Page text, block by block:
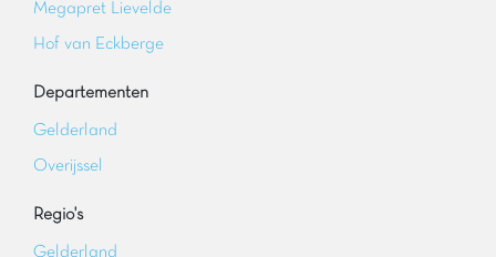
Megapret Lievelde
Hof van Eckberge
Departementen
Gelderland
Overijssel
Regio's
Gelderland